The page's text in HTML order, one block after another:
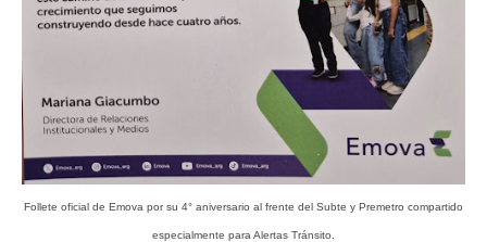
Follete oficial de Emova por su 4° aniversario al frente del Subte y Premetro compartido
especialmente para Alertas Tránsito.